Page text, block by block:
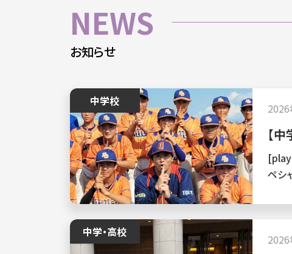
NEWS
お知らせ
中学校
【
ペシ
中学・高校